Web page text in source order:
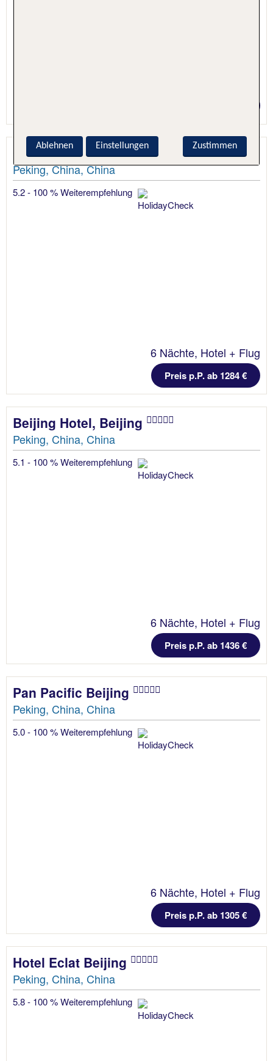
Cordis, Beijing Capital Airport
Peking, China, China
5.2 - 100 % Weiterempfehlung
6 Nächte, Hotel + Flug
Preis p.P. ab 1284 €
Beijing Hotel, Beijing
Peking, China, China
5.1 - 100 % Weiterempfehlung
6 Nächte, Hotel + Flug
Preis p.P. ab 1436 €
Pan Pacific Beijing
Peking, China, China
5.0 - 100 % Weiterempfehlung
6 Nächte, Hotel + Flug
Preis p.P. ab 1305 €
Hotel Eclat Beijing
Peking, China, China
5.8 - 100 % Weiterempfehlung
Zustimmen
Ablehnen Einstellungen